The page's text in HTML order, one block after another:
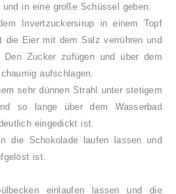
in eine große Schüssel geben.
Invertzuckersirup in einem Topf
die Eier mit dem Salz verrühren und
Zucker zufügen und über dem
aufschlagen.
sehr dünnen Strahl unter stetigem
so lange über dem Wasserbad
eingedickt ist.
die Schokolade laufen lassen und
ist.
einlaufen lassen und die